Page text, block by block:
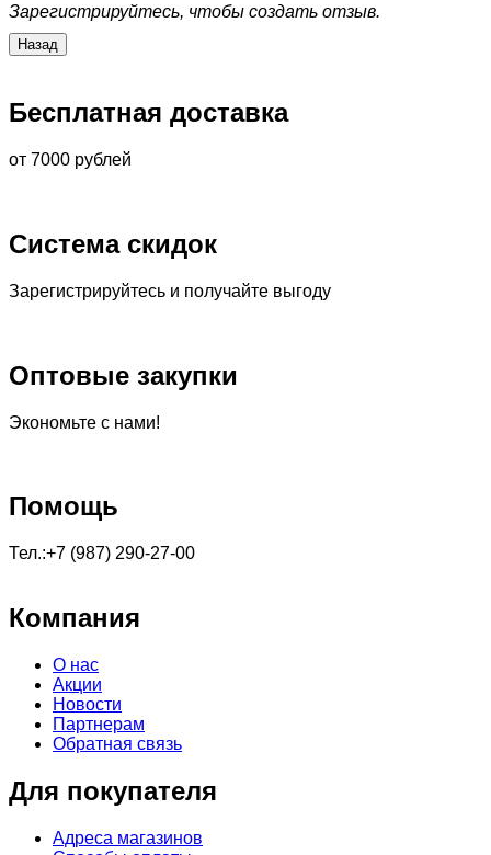
Зарегистрируйтесь, чтобы создать отзыв.
Бесплатная доставка
от 7000 рублей
Система скидок
Зарегистрируйтесь и получайте выгоду
Оптовые закупки
Экономьте с нами!
Помощь
Тел.:+7 (987) 290-27-00
Компания
О нас
Акции
Новости
Партнерам
Обратная связь
Для покупателя
Адреса магазинов